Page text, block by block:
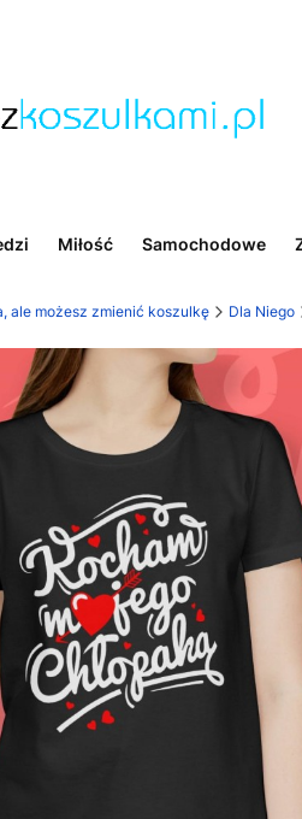
Miłość Samochodowe
ale możesz zmienić koszulkę Dla Niego